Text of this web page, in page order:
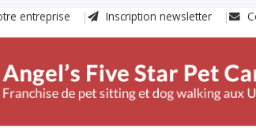
entreprise Inscription newsletter